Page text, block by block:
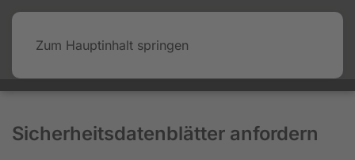
Zum Hauptinhalt springen
Sicherheitsdatenblätter anfordern